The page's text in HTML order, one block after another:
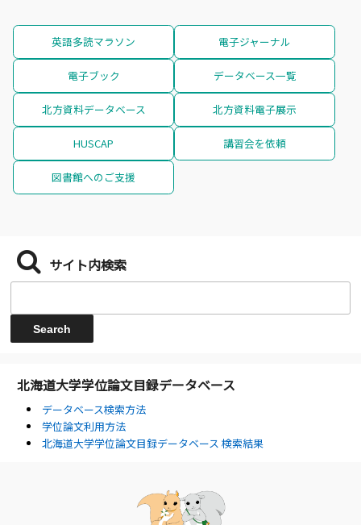
英語多読マラソン 電子ジャーナル
電子ブック データベース一覧
北方資料データベース 北方資料電子展示
HUSCAP 講習会を依頼
図書館へのご支援
サイト内検索
北海道大学学位論文目録データベース
データベース検索方法
学位論文利用方法
北海道大学学位論文目録データベース 検索結果